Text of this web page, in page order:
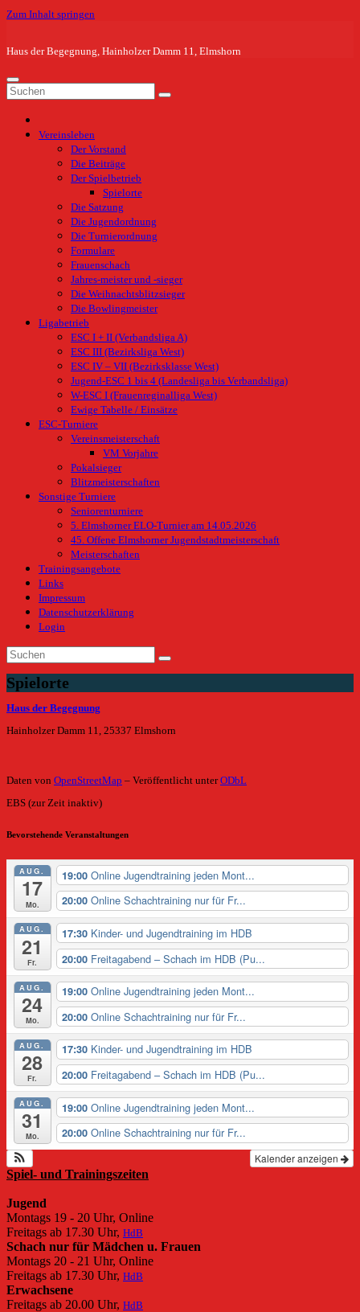
Zum Inhalt springen
Haus der Begegnung, Hainholzer Damm 11, Elmshorn
Vereinsleben
Der Vorstand
Die Beiträge
Der Spielbetrieb
Spielorte
Die Satzung
Die Jugendordnung
Die Turnierordnung
Formulare
Frauenschach
Jahres-meister und -sieger
Die Weihnachtsblitzsieger
Die Bowlingmeister
Ligabetrieb
ESC I + II (Verbandsliga A)
ESC III (Bezirksliga West)
ESC IV – VII (Bezirksklasse West)
Jugend-ESC 1 bis 4 (Landesliga bis Verbandsliga)
W-ESC I (Frauenreginalliga West)
Ewige Tabelle / Einsätze
ESC-Turniere
Vereinsmeisterschaft
VM Vorjahre
Pokalsieger
Blitzmeisterschaften
Sonstige Turniere
Seniorenturniere
5. Elmshorner ELO-Turnier am 14.05.2026
45. Offene Elmshorner Jugendstadtmeisterschaft
Meisterschaften
Trainingsangebote
Links
Impressum
Datenschutzerklärung
Login
Spielorte
Haus der Begegnung
Hainholzer Damm 11, 25337 Elmshorn
Daten von OpenStreetMap – Veröffentlicht unterODbL
EBS (zur Zeit inaktiv)
Bevorstehende Veranstaltungen
AUG.
17
Mo.
19:00 Online Jugendtraining jeden Mont...
20:00 Online Schachtraining nur für Fr...
AUG.
21
Fr.
17:30 Kinder- und Jugendtraining im HDB
20:00 Freitagabend – Schach im HDB (Pu...
AUG.
24
Mo.
19:00 Online Jugendtraining jeden Mont...
20:00 Online Schachtraining nur für Fr...
AUG.
28
Fr.
17:30 Kinder- und Jugendtraining im HDB
20:00 Freitagabend – Schach im HDB (Pu...
AUG.
31
Mo.
19:00 Online Jugendtraining jeden Mont...
20:00 Online Schachtraining nur für Fr...
Kalender anzeigen
Spiel- und Trainingszeiten
Jugend
Montags 19 - 20 Uhr, Online
Freitags ab 17.30 Uhr, HdB
Schach nur für Mädchen u. Frauen
Montags 20 - 21 Uhr, Online
Freitags ab 17.30 Uhr, HdB
Erwachsene
Freitags ab 20.00 Uhr, HdB